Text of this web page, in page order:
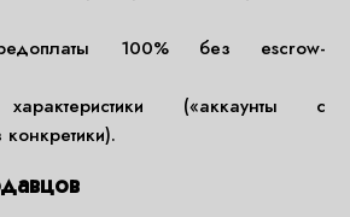
100% без escrow-
(«аккаунты с
конкретики).